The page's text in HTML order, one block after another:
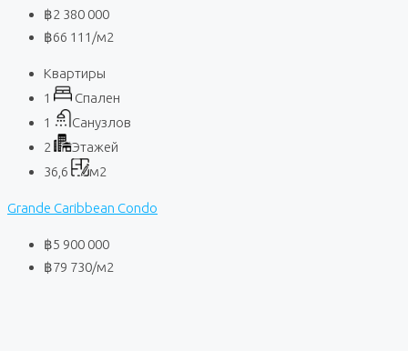
฿2 380 000
฿66 111 /м2
Квартиры
1
Спален
1
Санузлов
2
Этажей
36,6
м2
Grande Caribbean Condo
฿5 900 000
฿79 730/м2